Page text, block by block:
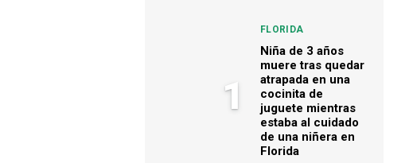
1
FLORIDA
Niña de 3 años
muere tras quedar
atrapada en una
cocinita de
juguete mientras
estaba al cuidado
de una niñera en
Florida